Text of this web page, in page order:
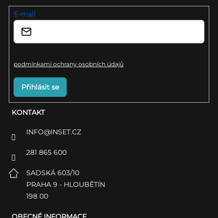
KONTAKT
INFO@INSET.CZ
281 865 600
SADSKÁ 603/10
PRAHA 9 - HLOUBĚTÍN
198 00
E-mail
podmínkami ochrany osobních údajů
Přihlásit se